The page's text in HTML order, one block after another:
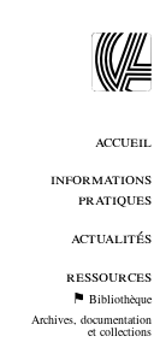
accueil
informations
pratiques
actualités
ressources
Bibliothèque
Archives, documentation
et collections